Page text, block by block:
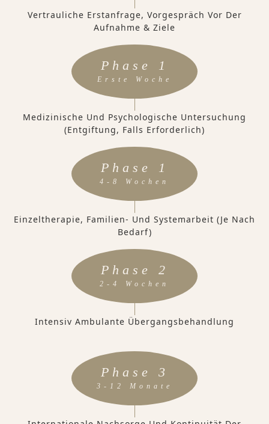
Vertrauliche Erstanfrage, Vorgespräch Vor Der
Aufnahme & Ziele
Phase 1
Erste Woche
Medizinische Und Psychologische Untersuchung
(Entgiftung, Falls Erforderlich)
Phase 1
4-8 Wochen
Einzeltherapie, Familien- Und Systemarbeit (je Nach
Bedarf)
Phase 2
2-4 Wochen
Intensiv Ambulante Übergangsbehandlung
Phase 3
3-12 Monate